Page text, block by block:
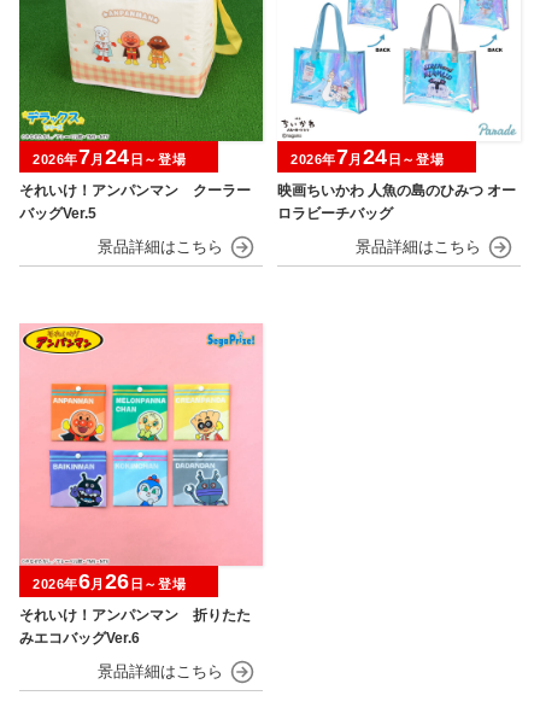
それいけ！アンパンマン クーラー
バッグVer.5
2026年7月 24 日～登場
映画ちいかわ 人魚の島のひみつ オー
ロラビーチバッグ
2026年7月 24 日～登場
それいけ！アンパンマン 折りたた
みエコバッグVer.6
2026年6月 26 日～登場